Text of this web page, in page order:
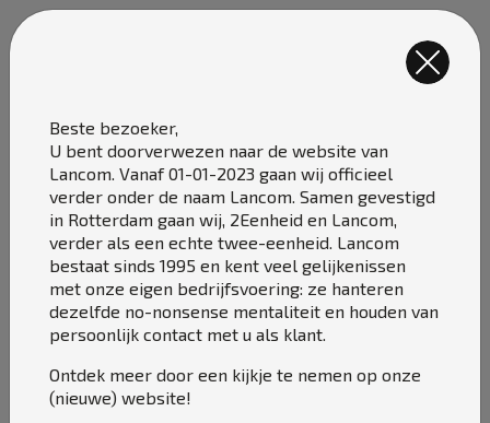
Let's Lancom
Beste bezoeker,
U bent doorverwezen naar de website van
Lancom. Vanaf 01-01-2023 gaan wij officieel
verder onder de naam Lancom. Samen gevestigd
in Rotterdam gaan wij, 2Eenheid en Lancom,
verder als een echte twee-eenheid. Lancom
bestaat sinds 1995 en kent veel gelijkenissen
met onze eigen bedrijfsvoering: ze hanteren
dezelfde no-nonsense mentaliteit en houden van
persoonlijk contact met u als klant.
Ontdek meer door een kijkje te nemen op onze
(nieuwe) website!